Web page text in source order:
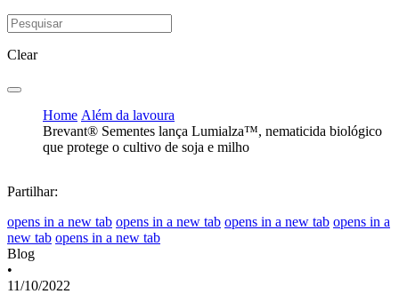
Clear
Home Além da lavoura
Brevant® Sementes lança Lumialza™, nematicida biológico
que protege o cultivo de soja e milho
Partilhar:
opens in a new tab opens in a new tab opens in a new tab opens in a
new tab opens in a new tab
Blog
•
11/10/2022